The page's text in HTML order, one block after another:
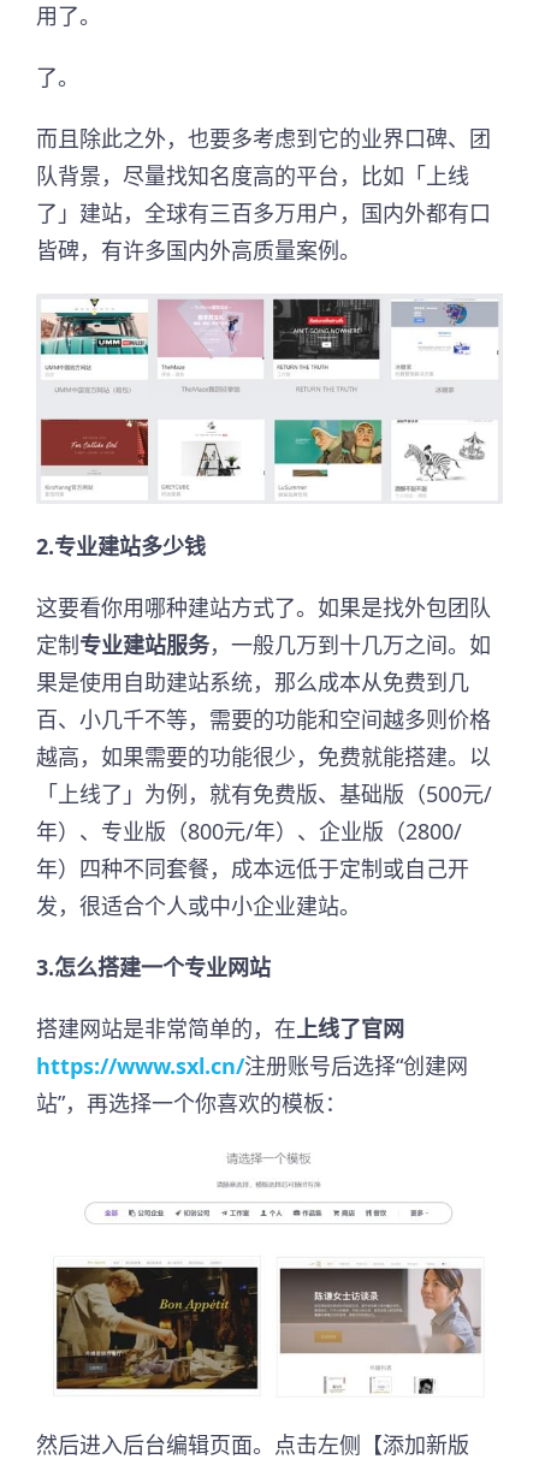
用了。
了。
而且除此之外，也要多考虑到它的业界口碑、团
队背景，尽量找知名度高的平台，比如「上线
了」建站，全球有三百多万用户，国内外都有口
皆碑，有许多国内外高质量案例。
2.专业建站多少钱
这要看你用哪种建站方式了。如果是找外包团队
定制专业建站服务，一般几万到十几万之间。如
果是使用自助建站系统，那么成本从免费到几
百、小几千不等，需要的功能和空间越多则价格
越高，如果需要的功能很少，免费就能搭建。以
「上线了」为例，就有免费版、基础版（500元/
年）、专业版（800元/年）、企业版（2800/
年）四种不同套餐，成本远低于定制或自己开
发，很适合个人或中小企业建站。
3.怎么搭建一个专业网站
搭建网站是非常简单的，在 上线了官网
https://www.sxl.cn/注册账号后选择“创建网
站”，再选择一个你喜欢的模板：
然后进入后台编辑页面。点击左侧【添加新版